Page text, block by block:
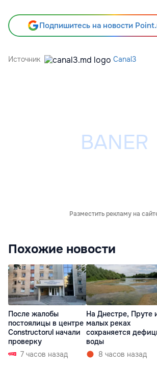
Подпишитесь на новости
Источник Canal3
Разместить рекламу на
Похожие новости
После жалобы
постоялицы в центре
Constructorul начали
проверку
7 часов назад
На Днестре, Пруте
малых реках
сохраняется
воды
8 часов назад